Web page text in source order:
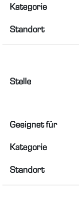
Kategorie
Standort
Stelle
Geeignet für
Kategorie
Standort